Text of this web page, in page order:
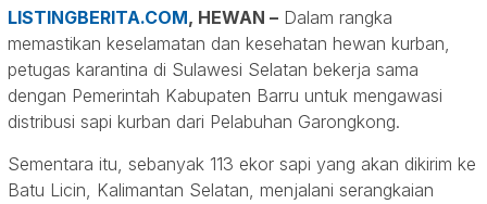
LISTINGBERITA.COM, HEWAN – Dalam rangka
memastikan keselamatan dan kesehatan hewan kurban,
petugas karantina di Sulawesi Selatan bekerja sama
dengan Pemerintah Kabupaten Barru untuk mengawasi
distribusi sapi kurban dari Pelabuhan Garongkong.
Sementara itu, sebanyak 113 ekor sapi yang akan dikirim ke
Batu Licin, Kalimantan Selatan, menjalani serangkaian